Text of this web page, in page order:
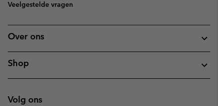
Veelgestelde vragen
Over ons
Shop
Volg ons